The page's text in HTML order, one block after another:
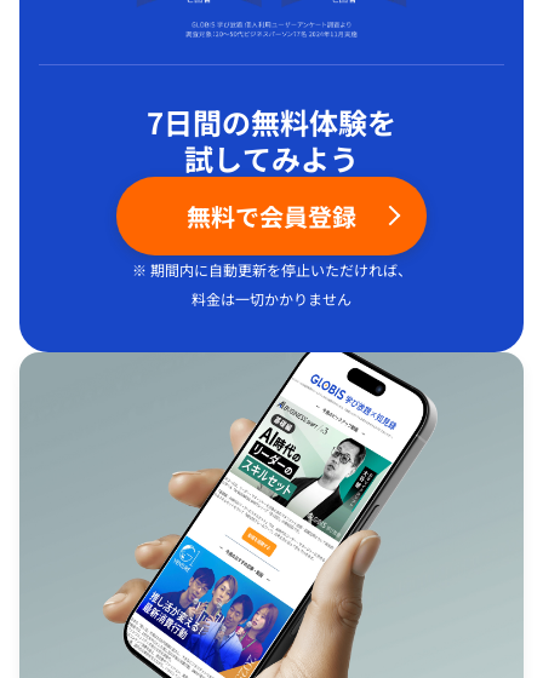
7日間の無料体験を
試してみよう
無料で会員登録
※ 期間内に自動更新を停止いただければ、
料金は一切かかりません